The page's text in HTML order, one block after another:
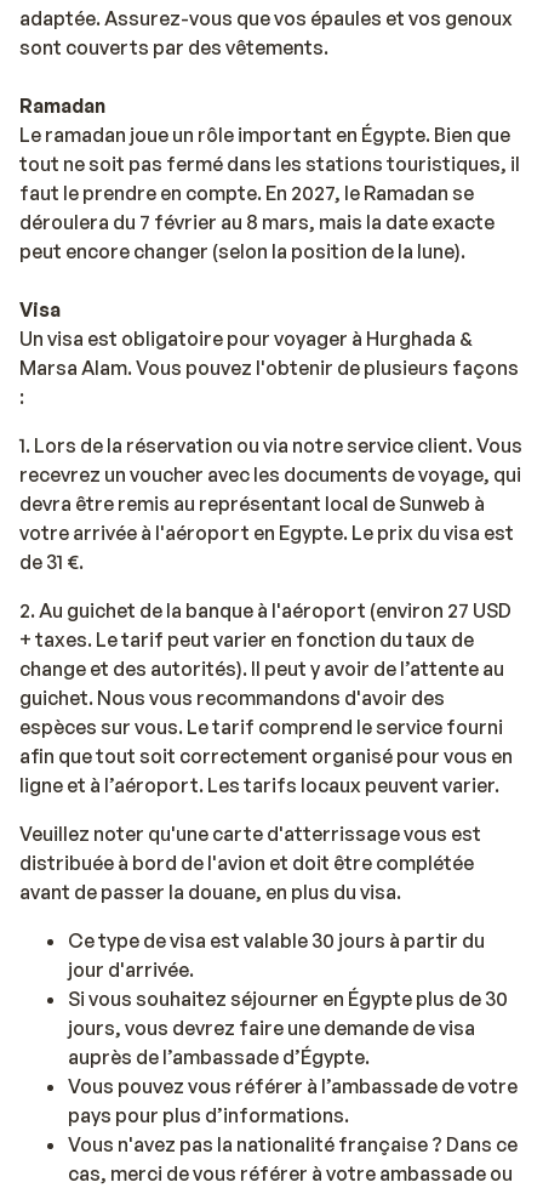
adaptée. Assurez-vous que vos épaules et vos genoux
sont couverts par des vêtements.
Ramadan
Le ramadan joue un rôle important en Égypte. Bien que
tout ne soit pas fermé dans les stations touristiques, il
faut le prendre en compte. En 2027, le Ramadan se
déroulera du 7 février au 8 mars, mais la date exacte
peut encore changer (selon la position de la lune).
Visa
Un visa est obligatoire pour voyager à Hurghada &
Marsa Alam. Vous pouvez l'obtenir de plusieurs façons
:
1. Lors de la réservation ou via notre service client. Vous
recevrez un voucher avec les documents de voyage, qui
devra être remis au représentant local de Sunweb à
votre arrivée à l'aéroport en Egypte. Le prix du visa est
de 31 €.
2. Au guichet de la banque à l'aéroport (environ 27 USD
+ taxes. Le tarif peut varier en fonction du taux de
change et des autorités). Il peut y avoir de l’attente au
guichet. Nous vous recommandons d'avoir des
espèces sur vous. Le tarif comprend le service fourni
afin que tout soit correctement organisé pour vous en
ligne et à l’aéroport. Les tarifs locaux peuvent varier.
Veuillez noter qu'une carte d'atterrissage vous est
distribuée à bord de l'avion et doit être complétée
avant de passer la douane, en plus du visa.
Ce type de visa est valable 30 jours à partir du
jour d'arrivée.
Si vous souhaitez séjourner en Égypte plus de 30
jours, vous devrez faire une demande de visa
auprès de l’ambassade d’Égypte.
Vous pouvez vous référer à l’ambassade de votre
pays pour plus d’informations.
Vous n'avez pas la nationalité française ? Dans ce
cas, merci de vous référer à votre ambassade ou